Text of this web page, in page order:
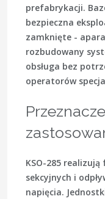
prefabrykacji.
bezpieczna
zamknięte -
rozbudowany
obsługa bez
operatorów
KSO-285 realizują
sekcyjnych i
napięcia.